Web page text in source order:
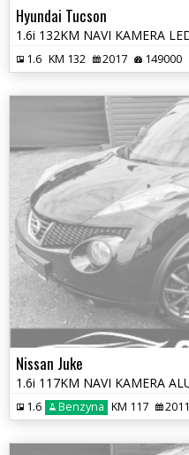
Hyundai Tucson
1.6 KM 132 2017 149000
Nissan Juke
1.6 Benzyna KM 117 2011